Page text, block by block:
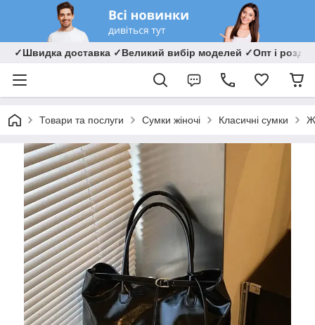
✓Швидка доставка ✓Великий вибір моделей ✓Опт і
Товари та послуги Сумки жіночі Класичні сумки